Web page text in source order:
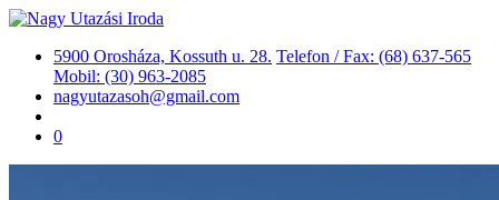
5900 Orosháza, Kossuth u. 28. Telefon / Fax: (68) 637-565
Mobil: (30) 963-2085
nagyutazasoh@gmail.com
0